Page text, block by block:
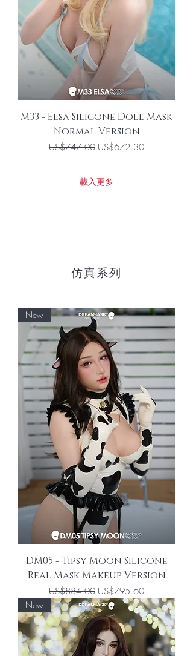
M33 - Elsa Silicone Doll Mask
Normal Version
一般價格
US$747.00 促銷價格
US$672.30
載入更多
仿真系列
New
DM05 - Tipsy Moon Silicone
Real Mask Makeup Version
一般價格
US$884.00 促銷價格
US$795.60
New